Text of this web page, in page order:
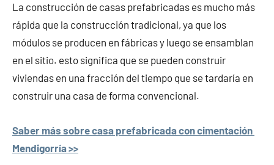
La construcción de casas prefabricadas es mucho más
rápida que la construcción tradicional, ya que los
módulos se producen en fábricas y luego se ensamblan
en el sitio. esto significa que se pueden construir
viviendas en una fracción del tiempo que se tardaría en
construir una casa de forma convencional.
Saber más sobre casa prefabricada con cimentación
Mendigorría >>